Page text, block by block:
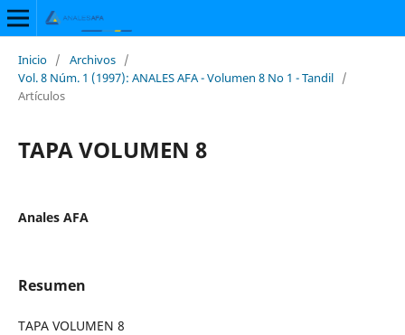
Inicio / Archivos /
Vol. 8 Núm. 1 (1997): ANALES AFA - Volumen 8 No 1 - Tandil /
Artículos
TAPA VOLUMEN 8
Anales AFA
Resumen
TAPA VOLUMEN 8